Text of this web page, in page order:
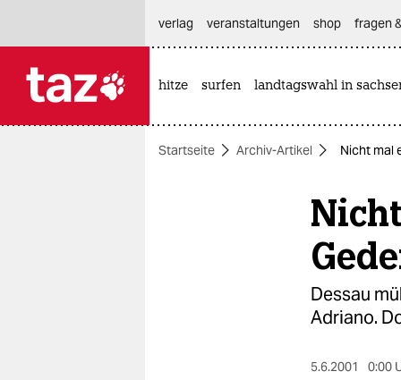
themen
verlag
veranstaltungen shop fragen
hitze surfen landtagswahl in
Startseite Archiv-Artikel Nicht mal
Dessau
Adriano.
5.6.2001 0:00